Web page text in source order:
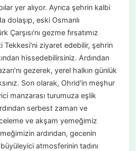
yer alıyor. Ayrıca şehrin kalbi
dolaşıp, eski Osmanlı
Çarşısı'nı gezme fırsatımız
Tekkesi'ni ziyaret edebilir, şehrin
hissedebilirsiniz. Ardından
gezerek, yerel halkın günlük
Son olarak, Ohrid'in meşhur
manzarası turumuza eşlik
serbest zaman ve
ve akşam yemeğimiz
ardından, gecenin
atmosferinin tadını